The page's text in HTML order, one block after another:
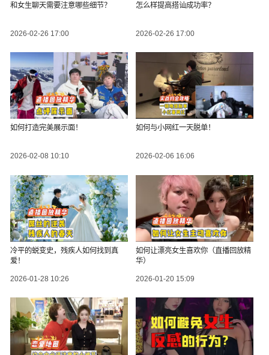
和女生聊天需要注意哪些细节？
2026-02-26 17:00
怎么样提高搭讪成功率？
2026-02-26 17:00
如何打造完美展示面！
2026-02-08 10:10
如何与小网红一天脱单！
2026-02-06 16:06
冷平的蜕变史，残疾人如何找到真
爱！
2026-01-28 10:26
如何让漂亮女生喜欢你（直播回放精
华）
2026-01-20 15:09